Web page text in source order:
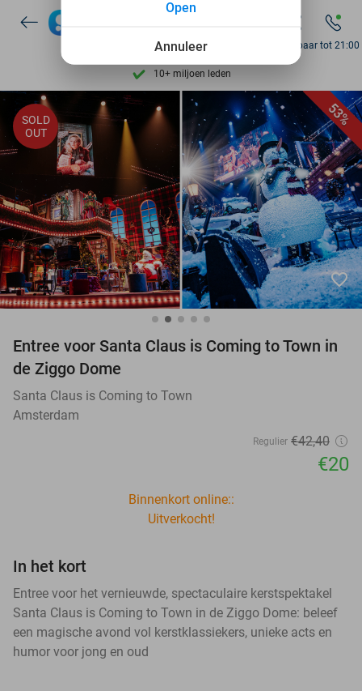
Ontdek 15.000+ deals
7 dagen per week beschikbaar
10+ miljoen leden
op basis van 206.215 reviews
Ontdek 15.000+ deals
7 dagen per week beschikbaar
10+ miljoen leden
Bereikbaar tot 21:00
53%
SOLD
OUT
favorite_border
Entree voor Santa Claus is Coming to Town in
de Ziggo Dome
Santa Claus is Coming to Town
Amsterdam
Regulier €42,40
€20
Binnenkort online::
Uitverkocht!
In het kort
Entree voor het vernieuwde, spectaculaire kerstspektakel
Santa Claus is Coming to Town in de Ziggo Dome: beleef
een magische avond vol kerstklassiekers, unieke acts en
humor voor jong en oud
Annuleer
Open